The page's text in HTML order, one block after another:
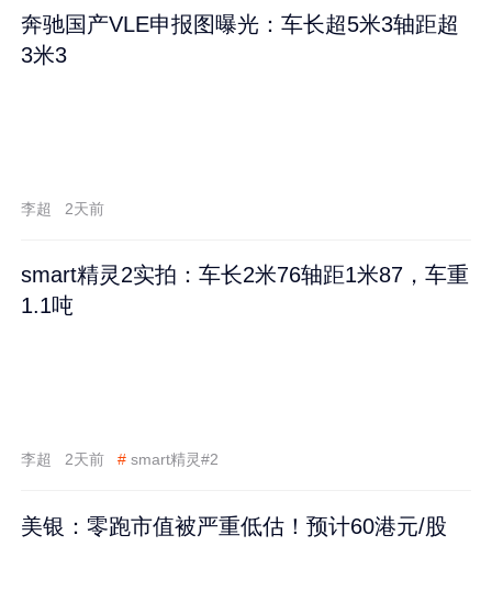
奔驰国产VLE申报图曝光：车长超5米3轴距超
3米3
李超 2天前
smart精灵2实拍：车长2米76轴距1米87，车重
1.1吨
李超 2天前 # smart精灵#2
美银：零跑市值被严重低估！预计60港元/股